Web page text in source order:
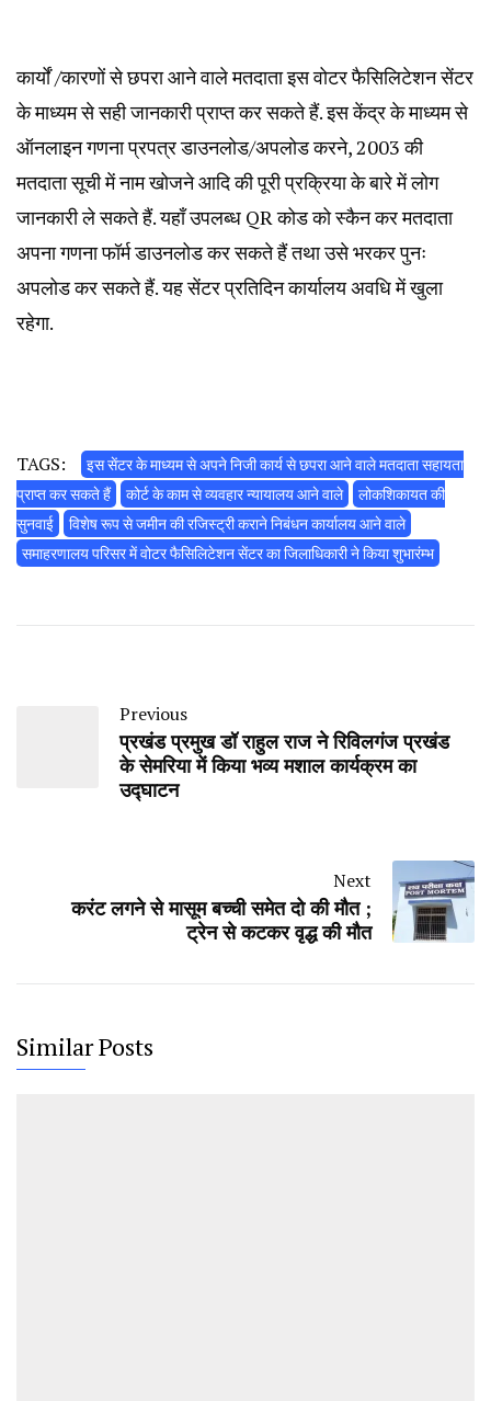
कार्यों /कारणों से छपरा आने वाले मतदाता इस वोटर फैसिलिटेशन सेंटर
के माध्यम से सही जानकारी प्राप्त कर सकते हैं. इस केंद्र के माध्यम से
ऑनलाइन गणना प्रपत्र डाउनलोड/अपलोड करने, 2003 की
मतदाता सूची में नाम खोजने आदि की पूरी प्रक्रिया के बारे में लोग
जानकारी ले सकते हैं. यहाँ उपलब्ध QR कोड को स्कैन कर मतदाता
अपना गणना फॉर्म डाउनलोड कर सकते हैं तथा उसे भरकर पुनः
अपलोड कर सकते हैं. यह सेंटर प्रतिदिन कार्यालय अवधि में खुला
रहेगा.
TAGS:
इस सेंटर के माध्यम से अपने निजी कार्य से छपरा आने वाले मतदाता सहायता
प्राप्त कर सकते हैं
कोर्ट के काम से व्यवहार न्यायालय आने वाले
लोकशिकायत की
सुनवाई
विशेष रूप से जमीन की रजिस्ट्री कराने निबंधन कार्यालय आने वाले
समाहरणालय परिसर में वोटर फैसिलिटेशन सेंटर का जिलाधिकारी ने किया शुभारंम्भ
Previous
प्रखंड प्रमुख डॉ राहुल राज ने रिविलगंज प्रखंड
के सेमरिया में किया भव्य मशाल कार्यक्रम का
उद्घाटन
Next
करंट लगने से मासूम बच्ची समेत दो की मौत ;
ट्रेन से कटकर वृद्ध की मौत
Similar Posts